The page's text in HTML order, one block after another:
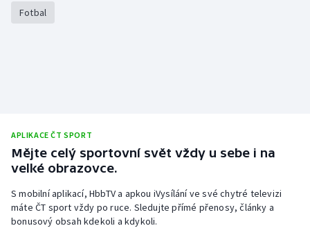
Ostatní
Fotbal
APLIKACE ČT SPORT
Mějte celý sportovní svět vždy u sebe i na
velké obrazovce.
S mobilní aplikací, HbbTV a apkou iVysílání ve své chytré televizi
máte ČT sport vždy po ruce. Sledujte přímé přenosy, články a
bonusový obsah kdekoli a kdykoli.